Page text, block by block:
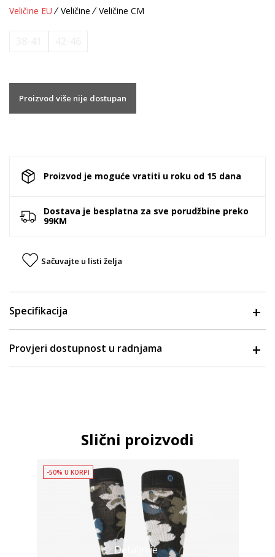
Veličine EU Veličine Veličine CM
Proizvod više nije dostupan
Proizvod je moguće vratiti u roku od 15 dana
Dostava je besplatna za sve porudžbine preko
99KM
Sačuvajte u listi želja
Specifikacija
Provjeri dostupnost u radnjama
Slični proizvodi
Detaljnije
-50% U KORPI